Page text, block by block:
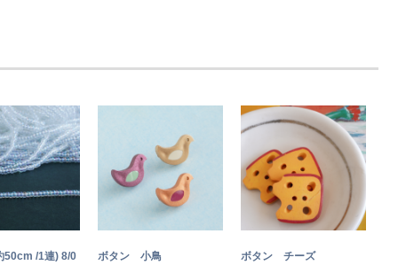
50cm /1連) 8/0
ボタン 小鳥 ボタン チーズ